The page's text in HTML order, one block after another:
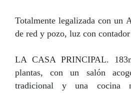
Totalmente legalizada con un
de red y pozo, luz con
LA CASA PRINCIPAL.
plantas, con un salón
tradicional y una cocina